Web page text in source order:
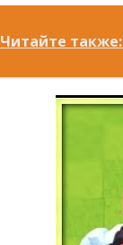
Читайте также: